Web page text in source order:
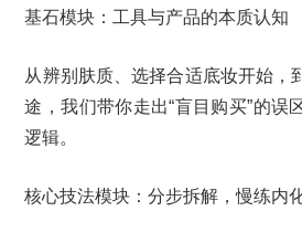
基石模块：工具与产品的本质认知
从辨别肤质、选择合适底妆开始，
途，我们带你走出“盲目购买”的误
逻辑。
核心技法模块：分步拆解，慢练内